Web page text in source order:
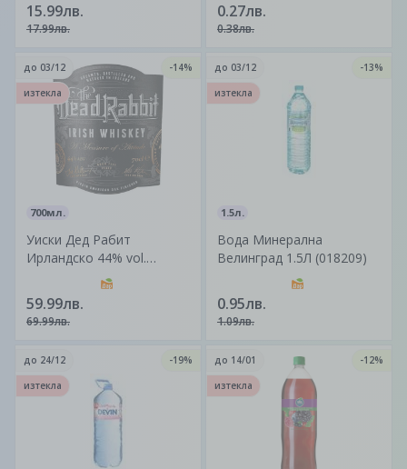
15.99лв.
17.99лв.
0.27лв.
0.38лв.
700мл.
Уиски Дед Рабит
Ирландско 44% vol.
59.99лв.
69.99лв.
до 03/12
-14%
изтекла
1.5л.
Вода Минерална
Велинград 1.5Л (018209)
0.95лв.
1.09лв.
до 03/12
-13%
изтекла
до 24/12
-19%
изтекла
до 14/01
-12%
изтекла